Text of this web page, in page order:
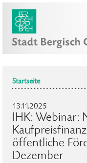
Startseite
13.11.2025
IHK: Webinar:
öffentliche
Dezember